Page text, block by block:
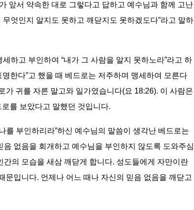
앞서 약속한 대로 그렇다고 답하고 예수님과 함께 고난
엇인지 알지도 못하고 깨닫지도 못하겠도다”라고 말하
하고 부인하여 “내가 그 사람을 알지 못하노라”라고 하
한다”고 했을 때 베드로는 저주하며 맹세하여 모른다
귀를 자른 말고와 일가였습니다(요 18:26). 이 사람은
를 보았다고 말했던 것입니다.
를 부인하리라”하신 예수님의 말씀이 생각난 베드로는
없음을 회개하고 예수님을 부인하지 않도록 도와주심
의 모습을 새삼 깨닫게 합니다. 성도들에게 자만이란
입니다. 언제나 어느 때나 자신의 믿음 없음을 깨닫고